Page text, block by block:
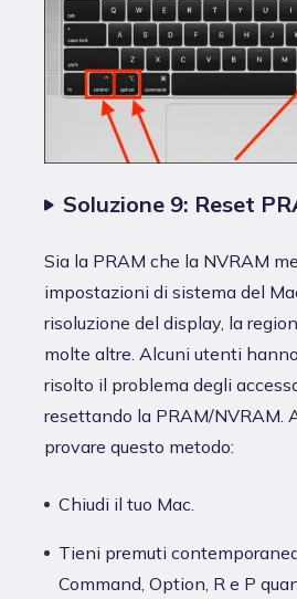
Soluzione 9: Reset
Sia la PRAM che la NVRAM
impostazioni di sistema del
risoluzione del display, la
molte altre. Alcuni utenti
risolto il problema degli
resettando la PRAM/NVRAM.
provare questo metodo:
Chiudi il tuo Mac.
Tieni premuti
Command, Option, R e P